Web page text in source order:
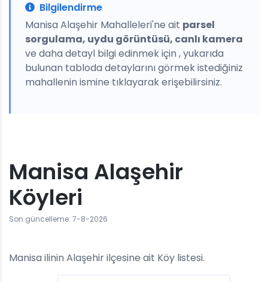
Bilgilendirme
Manisa Alaşehir Mahalleleri'ne ait parsel
sorgulama, uydu görüntüsü, canlı kamera
ve daha detayl bilgi edinmek için , yukarıda
bulunan tabloda detaylarını görmek istediğiniz
mahallenin ismine tıklayarak erişebilirsiniz.
Manisa Alaşehir
Köyleri
Son güncelleme: 7-8-2026
Manisa ilinin Alaşehir ilçesine ait Köy listesi.